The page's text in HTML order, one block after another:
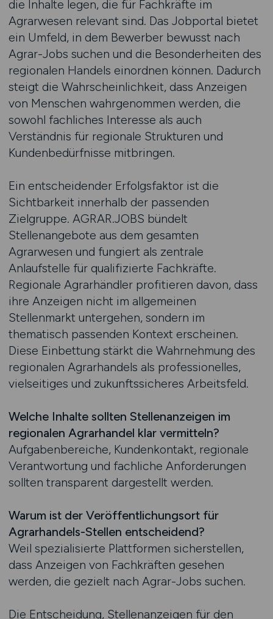
die Inhalte legen, die für Fachkräfte im
Agrarwesen relevant sind. Das Jobportal bietet
ein Umfeld, in dem Bewerber bewusst nach
Agrar-Jobs suchen und die Besonderheiten des
regionalen Handels einordnen können. Dadurch
steigt die Wahrscheinlichkeit, dass Anzeigen
von Menschen wahrgenommen werden, die
sowohl fachliches Interesse als auch
Verständnis für regionale Strukturen und
Kundenbedürfnisse mitbringen.
Ein entscheidender Erfolgsfaktor ist die
Sichtbarkeit innerhalb der passenden
Zielgruppe. AGRAR.JOBS bündelt
Stellenangebote aus dem gesamten
Agrarwesen und fungiert als zentrale
Anlaufstelle für qualifizierte Fachkräfte.
Regionale Agrarhändler profitieren davon, dass
ihre Anzeigen nicht im allgemeinen
Stellenmarkt untergehen, sondern im
thematisch passenden Kontext erscheinen.
Diese Einbettung stärkt die Wahrnehmung des
regionalen Agrarhandels als professionelles,
vielseitiges und zukunftssicheres Arbeitsfeld.
Welche Inhalte sollten Stellenanzeigen im
regionalen Agrarhandel klar vermitteln?
Aufgabenbereiche, Kundenkontakt, regionale
Verantwortung und fachliche Anforderungen
sollten transparent dargestellt werden.
Warum ist der Veröffentlichungsort für
Agrarhandels-Stellen entscheidend?
Weil spezialisierte Plattformen sicherstellen,
dass Anzeigen von Fachkräften gesehen
werden, die gezielt nach Agrar-Jobs suchen.
Die Entscheidung, Stellenanzeigen für den